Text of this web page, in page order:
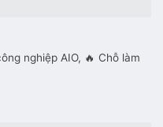
nghiệp AIO, 🔥 Chỗ làm